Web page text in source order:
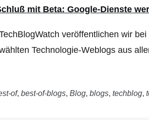
mit Beta: Google-Dienste
veröffentlichen wir bei
Technologie-Weblogs aus
of, best-of-blogs, Blog, blogs, techblog,